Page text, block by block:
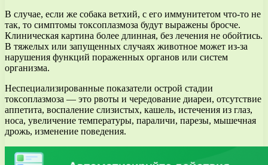
В случае, если же собака ветхий, с его иммунитетом что-то не
так, то симптомы токсоплазмоза будут выражены бросче.
Клиническая картина более длинная, без лечения не обойтись.
В тяжелых или запущенных случаях животное может из-за
нарушения функций пораженных органов или систем
организма.
Неспециализированные показатели острой стадии
токсоплазмоза — это рвоты и чередование диареи, отсутствие
аппетита, воспаление слизистых, кашель, истечения из глаз,
носа, увеличение температуры, параличи, парезы, мышечная
дрожь, изменение поведения.